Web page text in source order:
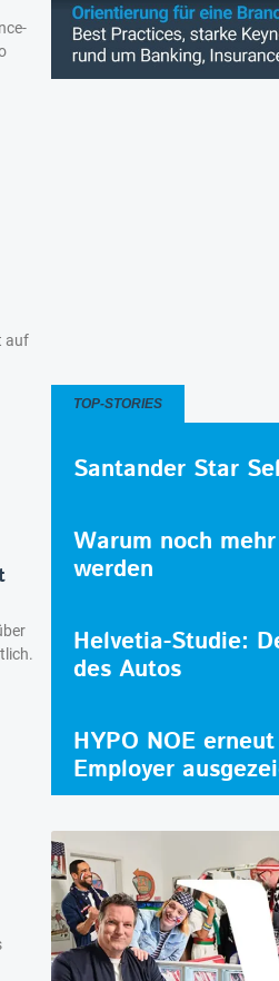
auf
TOP-STORIES
Santander Star
Warum noch
werden
Helvetia-Studie:
des Autos
HYPO NOE
Employer